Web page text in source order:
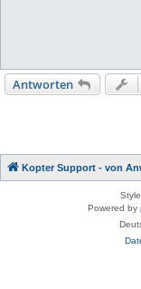
Antworten
Kopter Support - von
Powered by